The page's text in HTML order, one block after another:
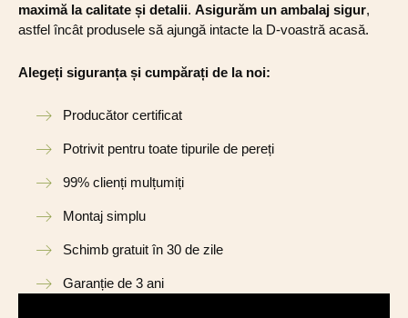
maximă la calitate și detalii. Asigurăm un ambalaj sigur,
astfel încât produsele să ajungă intacte la D-voastră acasă.
Alegeți siguranța și cumpărați de la noi:
Producător certificat
Potrivit pentru toate tipurile de pereți
99% clienți mulțumiți
Montaj simplu
Schimb gratuit în 30 de zile
Garanție de 3 ani